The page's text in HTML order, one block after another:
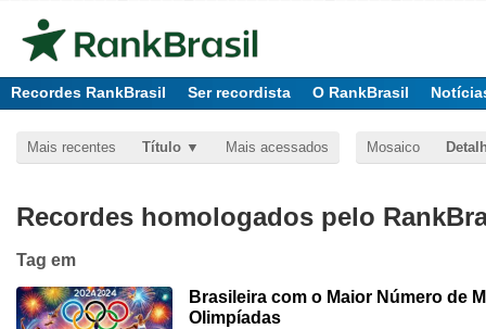
Recordes RankBrasil Ser recordista O RankBrasil
Mais recentes Título Mais acessados Mosaico
Recordes homologados pelo
Tag em
Brasileira com o Maior Número de
Olimpíadas